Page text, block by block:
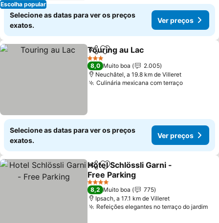
Escolha popular
Selecione as datas para ver os preços
exatos.
Ver preços
PartilharAdicionar aos favoritos
Touring au Lac
3 Estrelas
8,0 Muito boa
2.005
Neuchâtel, a 19.8 km de Villeret
Culinária mexicana com terraço
Selecione as datas para ver os preços
exatos.
Ver preços
PartilharAdicionar aos favoritos
Hotel Schlössli Garni -
Free Parking
4 Estrelas
8,2 Muito boa
775
Ipsach, a 17.1 km de Villeret
Refeições elegantes no terraço do jardim